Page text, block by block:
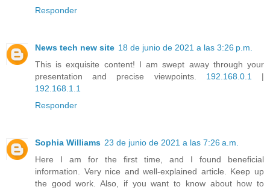
Responder
News tech new site 18 de junio de 2021 a las 3:26 p.m.
This is exquisite content! I am swept away through your
presentation and precise viewpoints. 192.168.0.1|
192.168.1.1
Responder
Sophia Williams 23 de junio de 2021 a las 7:26 a.m.
Here I am for the first time, and I found beneficial
information. Very nice and well-explained article. Keep up
the good work. Also, if you want to know about how to